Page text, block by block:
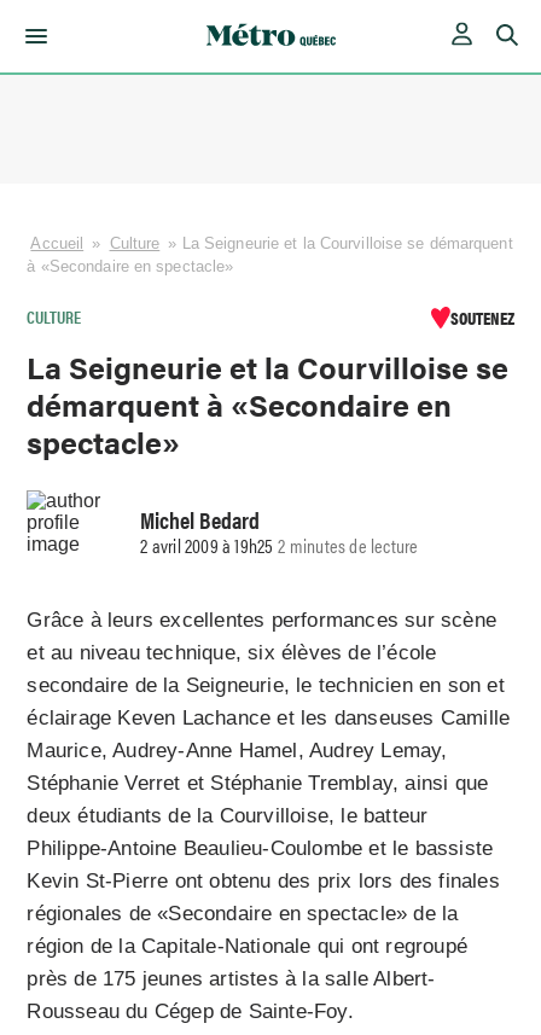
Accueil » Culture » La Seigneurie et la Courvilloise se démarquent
à «Secondaire en spectacle»
CULTURE SOUTENEZ
La Seigneurie et la Courvilloise se
démarquent à «Secondaire en
spectacle»
Michel Bedard
2 avril 2009 à 19h25 2 minutes de lecture
Grâce à leurs excellentes performances sur scène
et au niveau technique, six élèves de l’école
secondaire de la Seigneurie, le technicien en son et
éclairage Keven Lachance et les danseuses Camille
Maurice, Audrey-Anne Hamel, Audrey Lemay,
Stéphanie Verret et Stéphanie Tremblay, ainsi que
deux étudiants de la Courvilloise, le batteur
Philippe-Antoine Beaulieu-Coulombe et le bassiste
Kevin St-Pierre ont obtenu des prix lors des finales
régionales de «Secondaire en spectacle» de la
région de la Capitale-Nationale qui ont regroupé
près de 175 jeunes artistes à la salle Albert-
Rousseau du Cégep de Sainte-Foy.